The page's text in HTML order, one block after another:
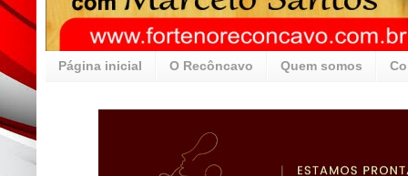
Página inicial O Recôncavo Quem somos